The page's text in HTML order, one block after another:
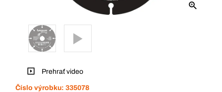
Prehrať video
Číslo výrobku: 335078